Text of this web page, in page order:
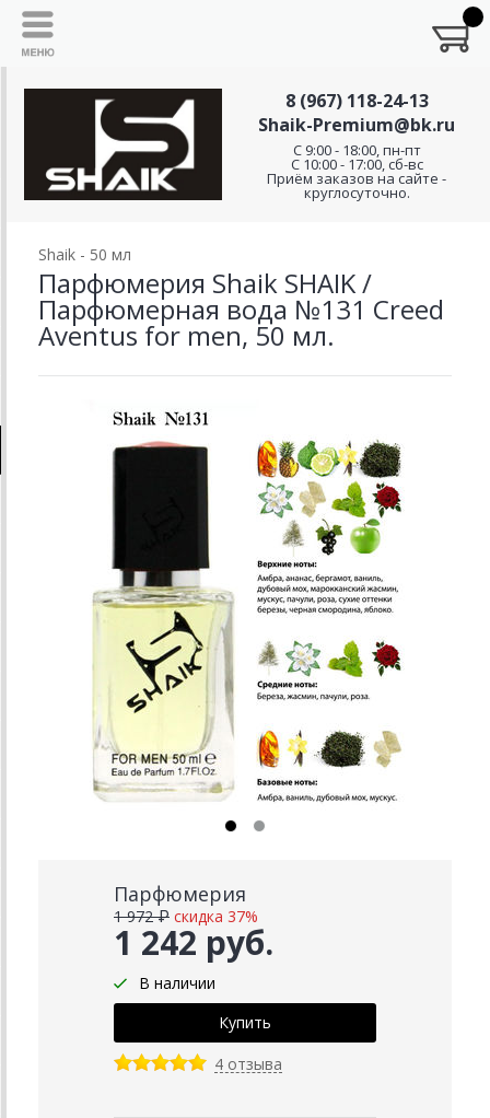
8 (967) 118-24-13
Shaik-Premium@bk.ru
C 9:00 - 18:00, пн-пт
С 10:00 - 17:00, сб-вс
Приём заказов на сайте -
круглосуточно.
Shaik - 50 мл
Парфюмерия Shaik SHAIK /
Парфюмерная вода №131 Creed
Aventus for men, 50 мл.
Парфюмерия
1 242 руб.
1 972 ₽ скидка 37%
В наличии
4 отзыва